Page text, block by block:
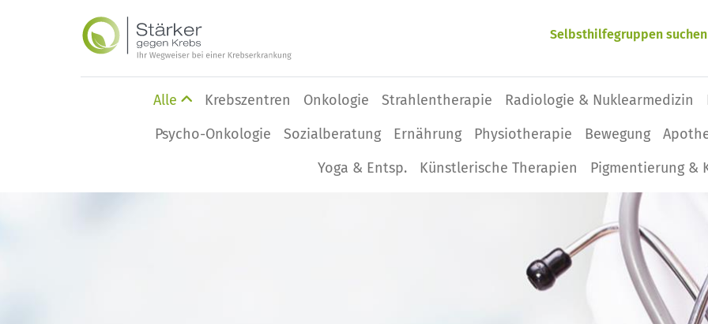
Selbsthilfegruppen suchen
Alle Krebszentren Onkologie Strahlentherapie Radiologie & Nuklearmedizin
Psycho-Onkologie
Sozialberatung Ernährung Physio­therapie Bewegung
Yoga & Entsp.
Künstlerische Therapien Pigmentierung &